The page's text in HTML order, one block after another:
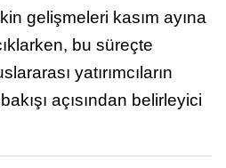
gelişmeleri kasım ayına
bu süreçte
yatırımcıların
açısından belirleyici